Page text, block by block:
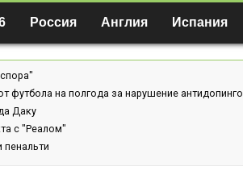
Россия Англия Испания
футбола на полгода за нарушение
Даку
с "Реалом"
пенальти